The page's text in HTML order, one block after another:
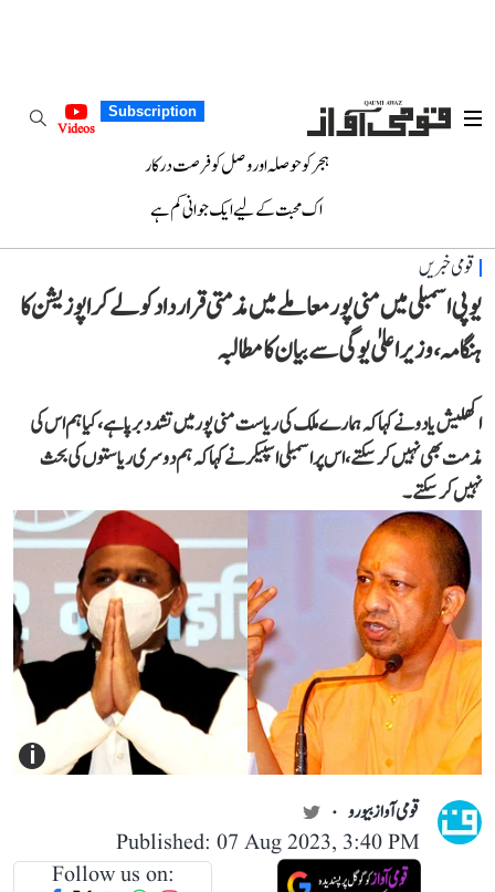
Subscription
Videos
ہجر کو حوصلہ اور وصل کو فرصت درکار
اک محبت کے لیے ایک جوانی کم ہے
قومی خبریں
یوپی اسمبلی میں منی پور معاملے میں مذمتی قرارداد کو لے کر اپوزیشن کا
ہنگامہ، وزیر اعلیٰ یوگی سے بیان کا مطالبہ
اکھلیش یادو نے کہا کہ ہمارے ملک کی ریاست منی پور میں تشدد برپا ہے، کیا ہم اس کی
مذمت بھی نہیں کر سکتے، اس پر اسمبلی اسپیکر نے کہا کہ ہم دوسری ریاستوں کی بحث
نہیں کر سکتے۔
i
قومی آواز بیورو
Published: 07 Aug 2023, 3:40 PM
Follow us on: